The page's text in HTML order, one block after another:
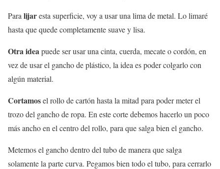
Para lijaresta superficie, voy a usar una lima de metal. Lo limaré
hasta que quede completamente suave y lisa.
Otra idea puede ser usar una cinta, cuerda, mecate o cordón, en
vez de usar el gancho de plástico, la idea es poder colgarlo con
algún material.
Cortamosel rollo de cartón hasta la mitad para poder meter el
trozo del gancho de ropa. En este corte debemos hacerlo un poco
más ancho en el centro del rollo, para que salga bien el gancho.
Metemos el gancho dentro del tubo de manera que salga
solamente la parte curva. Pegamos bien todo el tubo, para cerrarlo